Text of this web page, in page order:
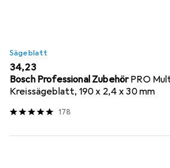
Sägeblatt
EUR
34,23
Bosch Professional ZubehörPRO
Kreissägeblatt, 190 x 2,4 x 30 mm
178